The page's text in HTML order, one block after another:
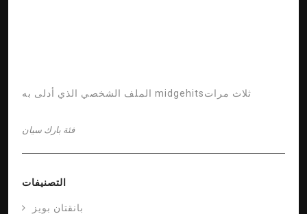
الملف الشخصي الذي أدلى به midgehitsثلاث مرات
فئة بارك سيان
التصنيفات
بانقتان بويز